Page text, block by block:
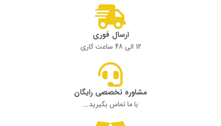
ارسال فوری
12 الی 48 ساعت کاری
مشاوره تخصصی رایگان
با ما تماس بگیرید...